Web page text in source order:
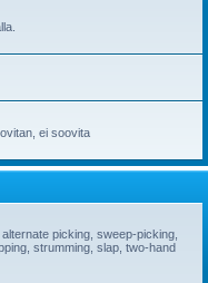
ei soovita
picking, sweep-picking,
strumming, slap, two-hand